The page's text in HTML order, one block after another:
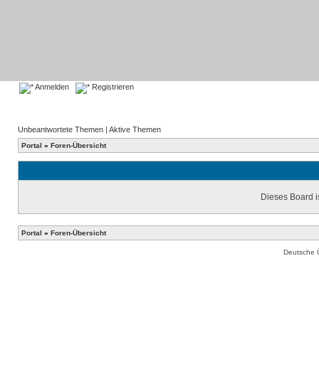
Anmelden Registrieren
Unbeantwortete Themen | Aktive Themen
Portal » Foren-Übersicht
Dieses Board
Portal » Foren-Übersicht
Deutsche